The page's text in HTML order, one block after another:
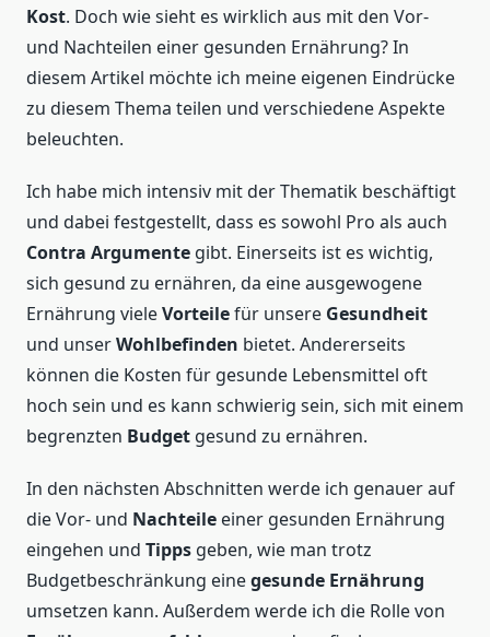
Kost. Doch wie sieht es wirklich aus mit den Vor-
und Nachteilen einer gesunden Ernährung? In
diesem Artikel möchte ich meine eigenen Eindrücke
zu diesem Thema teilen und verschiedene Aspekte
beleuchten.
Ich habe mich intensiv mit der Thematik beschäftigt
und dabei festgestellt, dass es sowohl Pro als auch
Contra Argumente gibt. Einerseits ist es wichtig,
sich gesund zu ernähren, da eine ausgewogene
Ernährung vieleVorteilefür unsere Gesundheit
und unserWohlbefinden bietet. Andererseits
können die Kosten für gesunde Lebensmittel oft
hoch sein und es kann schwierig sein, sich mit einem
begrenzten Budget gesund zu ernähren.
In den nächsten Abschnitten werde ich genauer auf
die Vor- und Nachteile einer gesunden Ernährung
eingehen und Tipps geben, wie man trotz
Budgetbeschränkung einegesunde Ernährung
umsetzen kann. Außerdem werde ich die Rolle von